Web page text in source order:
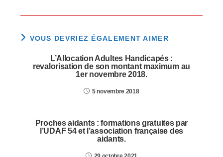
VOUS DEVRIEZ ÉGALEMENT AIMER
L’Allocation Adultes Handicapés :
revalorisation de son montant maximum au
1er novembre 2018.
5 novembre 2018
Proches aidants : formations gratuites par
l’UDAF 54 et l’association française des
aidants.